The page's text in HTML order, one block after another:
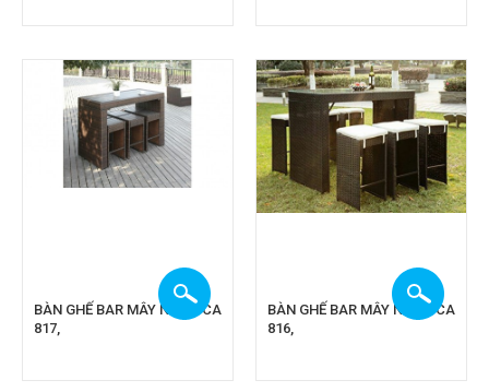
BÀN GHẾ BAR MÂY NHỰA CA
817,
BÀN GHẾ BAR MÂY NHỰA CA
816,